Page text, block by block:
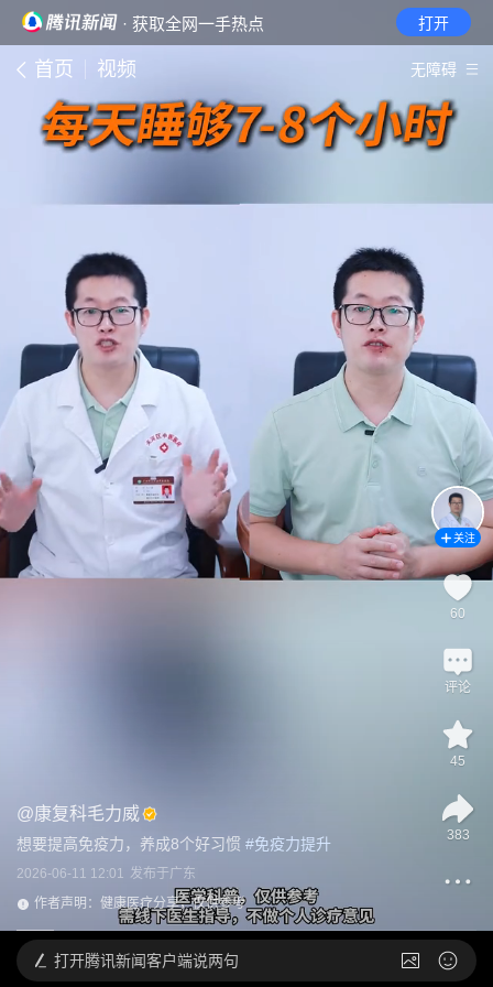
· 获取全网一手热点 打开
首页 视频 无障碍
@康复科毛力威
想要提高免疫力，养成8个好习惯 #免疫力提升
2026-06-11 12:01 发布于广东
作者声明：健康医疗分享，仅供参考
关注
60
评论
45
383
打开腾讯新闻客户端说两句